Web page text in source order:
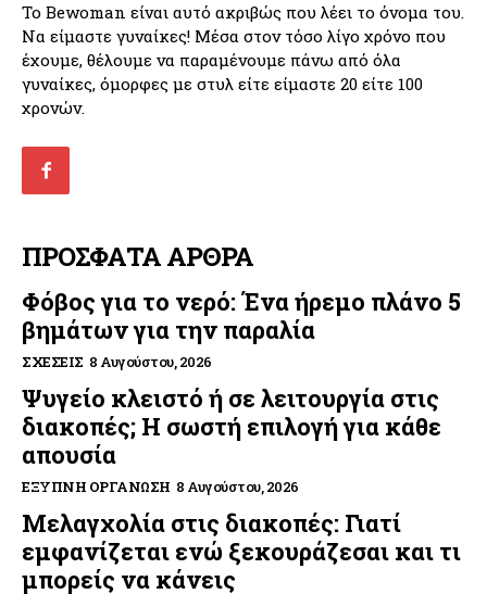
Το Bewoman είναι αυτό ακριβώς που λέει το όνομα του.
Να είμαστε γυναίκες! Μέσα στον τόσο λίγο χρόνο που
έχουμε, θέλουμε να παραμένουμε πάνω από όλα
γυναίκες, όμορφες με στυλ είτε είμαστε 20 είτε 100
χρονών.
ΠΡΟΣΦΑΤΑ ΑΡΘΡΑ
Φόβος για το νερό: Ένα ήρεμο πλάνο 5
βημάτων για την παραλία
ΣΧΈΣΕΙΣ 8 Αυγούστου, 2026
Ψυγείο κλειστό ή σε λειτουργία στις
διακοπές; Η σωστή επιλογή για κάθε
απουσία
ΈΞΥΠΝΗ ΟΡΓΆΝΩΣΗ 8 Αυγούστου, 2026
Μελαγχολία στις διακοπές: Γιατί
εμφανίζεται ενώ ξεκουράζεσαι και τι
μπορείς να κάνεις